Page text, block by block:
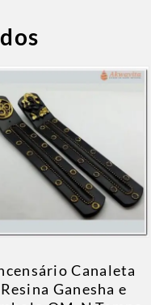
Canaleta
Resina Ganesha e